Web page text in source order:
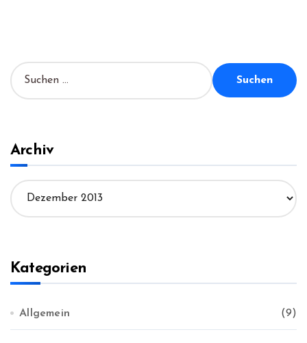
S
u
n
c
h
Archiv
A
r
v
Kategorien
Allgemein (9)